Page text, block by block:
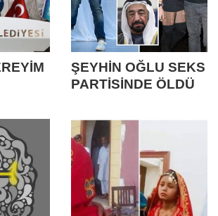
ŞEYHİN OĞLU SEKS
PARTİSİNDE ÖLDÜ